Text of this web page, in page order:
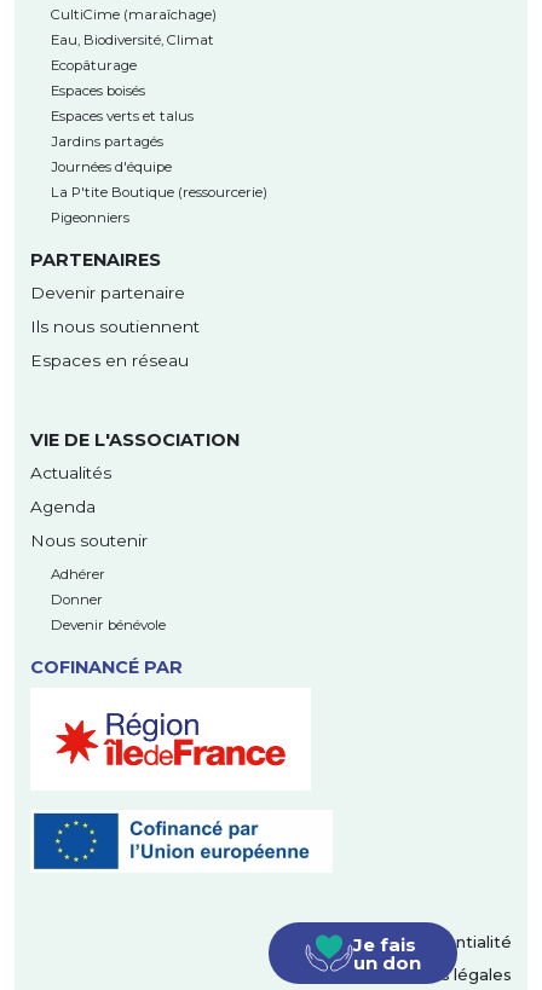
CultiCime (maraîchage)
Eau, Biodiversité, Climat
Ecopâturage
Espaces boisés
Espaces verts et talus
Jardins partagés
Journées d'équipe
La P'tite Boutique (ressourcerie)
Pigeonniers
PARTENAIRES
Devenir partenaire
Ils nous soutiennent
Espaces en réseau
VIE DE L'ASSOCIATION
Actualités
Agenda
Nous soutenir
Adhérer
Donner
Devenir bénévole
COFINANCÉ PAR
Politique de confidentialité
Mentions légales
Je fais
un don